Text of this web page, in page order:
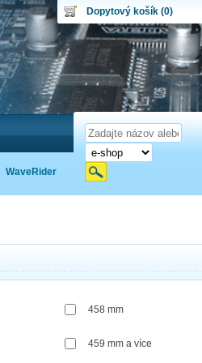
WaveRider
458 mm
459 mm a více
Dopytový košík (0)
Dopytový košík je prázdny!
Počet produktov:0